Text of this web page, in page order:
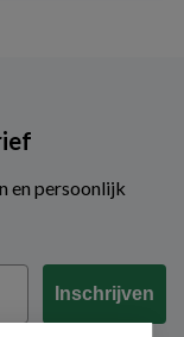
en persoonlijk
Inschrijven